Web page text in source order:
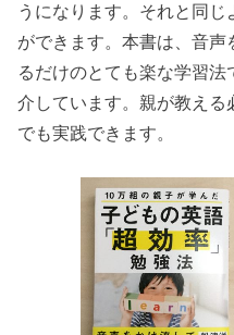
うになります。それと同
ができます。本書は、音
るだけのとても楽な学習
介しています。親が教え
でも実践できます。